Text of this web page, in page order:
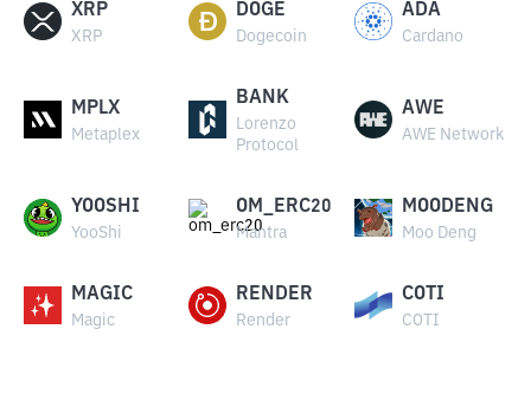
XRP
XRP
DOGE
Dogecoin
ADA
Cardano
MPLX
Metaplex
BANK
Lorenzo
Protocol
AWE
AWE Network
YOOSHI
YooShi
OM_ERC20
Mantra
MOODENG
Moo Deng
MAGIC
Magic
RENDER
Render
COTI
COTI